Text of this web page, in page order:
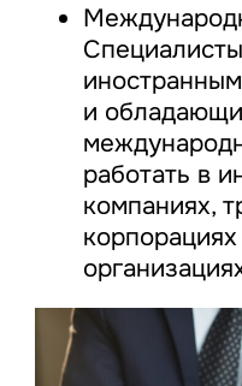
и
работать в
компаниях,